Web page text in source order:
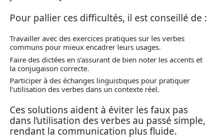
Pour pallier ces difficultés, il est conseillé de :
Travailler avec des exercices pratiques sur les verbes
communs pour mieux encadrer leurs usages.
Faire des dictées en s’assurant de bien noter les accents et
la conjugaison correcte.
Participer à des échanges linguistiques pour pratiquer
l’utilisation des verbes dans un contexte réel.
Ces solutions aident à éviter les faux pas
dans l’utilisation des verbes au passé simple,
rendant la communication plus fluide.